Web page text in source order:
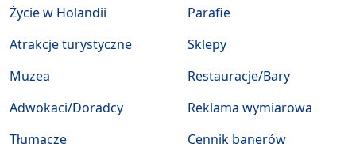
Życie w Holandii
Atrakcje turystyczne
Muzea
Parafie
Sklepy
Restauracje/Bary
Adwokaci/Doradcy
Tłumacze
Reklama wymiarowa
Cennik banerów